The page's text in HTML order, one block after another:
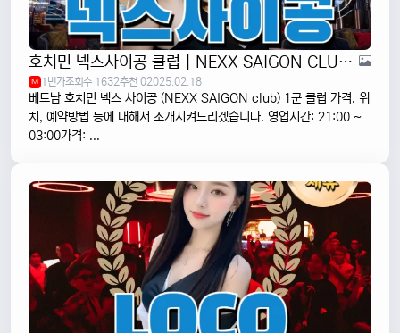
호치민 넥스사이공 클럽 | NEXX SAIGON CLUB | 1군
M 1번가조회수 1632추천 02025.02.18
베트남 호치민 넥스 사이공 (NEXX SAIGON club) 1군 클럽 가격, 위
치, 예약방법 등에 대해서 소개시켜드리겠습니다. 영업시간: 21:00 ~
03:00가격: ...